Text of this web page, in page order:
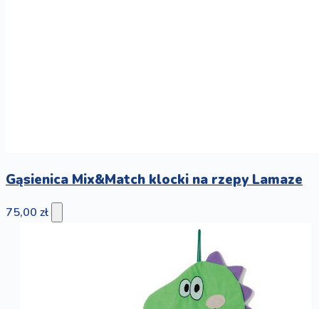
Gąsienica Mix&Match klocki na rzepy Lamaze
75,00 zł